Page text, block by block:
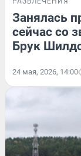
Занялась
сейчас со
Брук
24 мая, 2026, 14:00